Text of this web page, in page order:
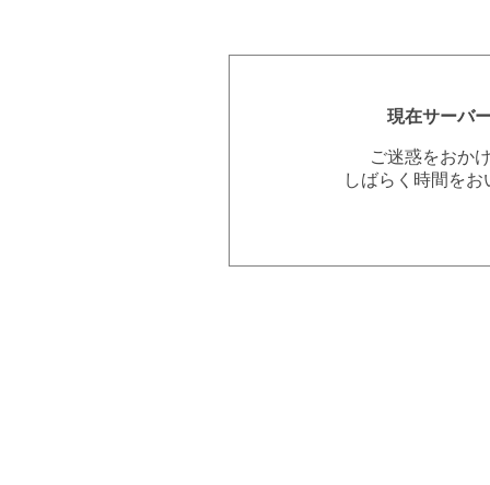
現在サーバ
ご迷惑をおか
しばらく時間を